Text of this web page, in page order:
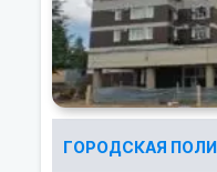
ГОРОДСКАЯ